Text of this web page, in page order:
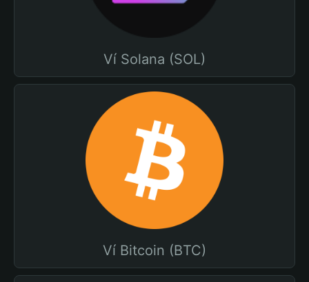
Ví Solana (SOL)
Ví Bitcoin (BTC)